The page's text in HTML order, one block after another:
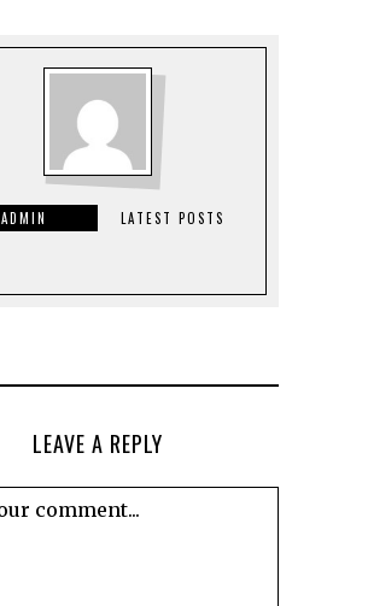
ADMIN LATEST POSTS
LEAVE A REPLY